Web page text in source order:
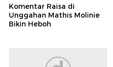
Komentar Raisa di
Unggahan Mathis Molinie
Bikin Heboh